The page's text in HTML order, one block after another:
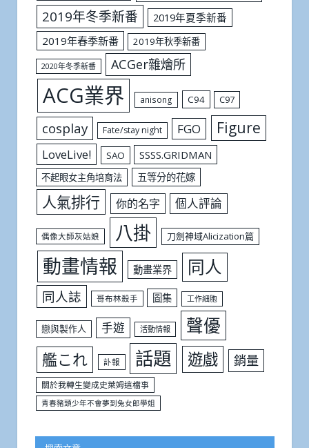
2019年冬季新番
2019年夏季新番
2019年春季新番
2019年秋季新番
2020年冬季新番 ACGer雜燴所
ACG業界 anisong C94 C97
cosplay Fate/stay night FGO Figure
LoveLive! SAO SSSS.GRIDMAN
不起眼女主角培育法 五等分的花嫁
人氣排行 你的名字 個人評論
偶像大師灰姑娘 八掛 刀劍神域Alicization篇
動畫情報 動畫業界 同人
同人誌 哥布林殺手 圖集 工作細胞
戀與製作人 手遊 活動情報 聲優
艦これ 訃報 話題 遊戲 銷量
關於我轉生變成史萊姆這檔事
青春豬頭少年不會夢到兔女郎學姐